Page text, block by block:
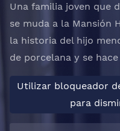
Una familia joven que
se muda a la Mansión
la historia del hijo
de porcelana y se
Utilizar bloqueador
para